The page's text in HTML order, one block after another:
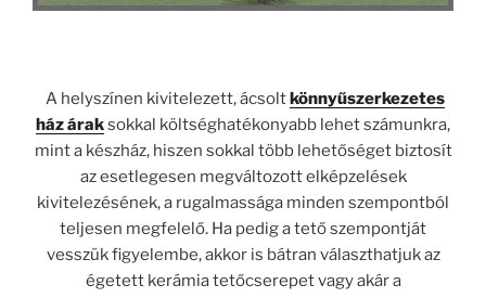
A helyszínen kivitelezett, ácsoltkönnyűszerkezetes
ház áraksokkal költséghatékonyabb lehet számunkra,
mint a készház, hiszen sokkal több lehetőséget biztosít
az esetlegesen megváltozott elképzelések
kivitelezésének, a rugalmassága minden szempontból
teljesen megfelelő. Ha pedig a tető szempontját
vesszük figyelembe, akkor is bátran választhatjuk az
égetett kerámia tetőcserepet vagy akár a